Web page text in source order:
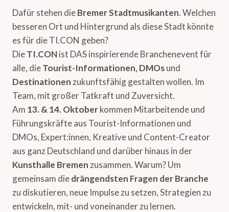
Dafür stehen dieBremer Stadtmusikanten. Welchen
besseren Ort und Hintergrund als diese Stadt könnte
es für die TI.CON geben?
DieTI.CONist DAS inspirierende Branchenevent für
alle, dieTourist-Informationen, DMOsund
Destinationen zukunftsfähig gestalten wollen. Im
Team, mit großer Tatkraft und Zuversicht.
Am 13. & 14. Oktoberkommen Mitarbeitende und
Führungskräfte aus Tourist-Informationen und
DMOs, Expert:innen, Kreative und Content-Creator
aus ganz Deutschland und darüber hinaus in der
Kunsthalle Bremen zusammen. Warum? Um
gemeinsam diedrängendsten Fragen der Branche
zu diskutieren, neue Impulse zu setzen, Strategien zu
entwickeln, mit- und voneinander zu lernen.